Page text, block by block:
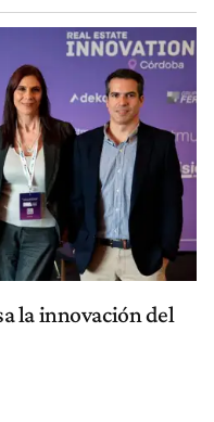
la innovación del